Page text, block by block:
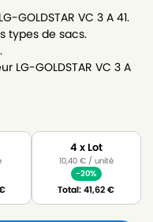
GOLDSTAR VC 3 A 41.
types de sacs.
LG-GOLDSTAR VC 3 A
4 x Lot
10,40 €/ unité
-20%
Total:41,62€